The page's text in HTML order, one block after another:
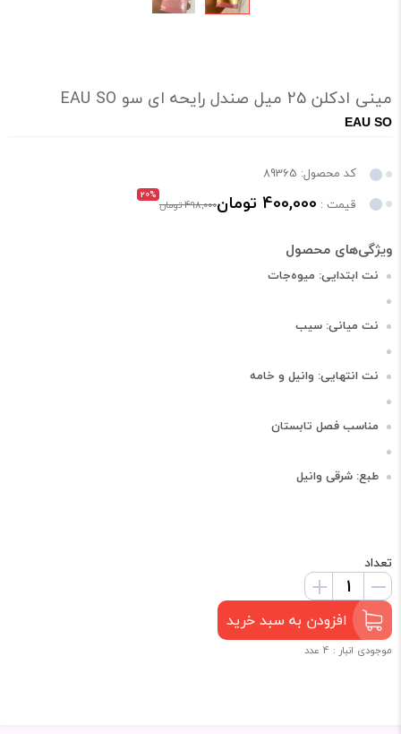
مینی ادکلن 25 میل صندل رایحه ای سو EAU SO
EAU SO
کد محصول: 89365
قیمت : 400,000 تومان 20%
498,000 تومان
نت ابتدایی: میوه‌جات
نت میانی: سیب
نت انتهایی: وانیل و خامه
مناسب فصل تابستان
طبع: شرقی وانیل
تعداد
افزودن به سبد خرید
موجودی انبار : 4 عدد